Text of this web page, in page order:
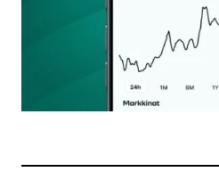
Nimesi tai nimimerkkisi
Sähköpostiosoitteesi
Tilaa SalkunRakentajan